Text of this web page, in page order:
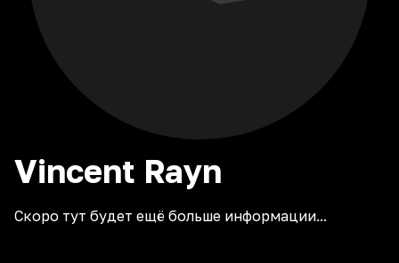
Vincent Rayn
Скоро тут будет ещё больше информации...